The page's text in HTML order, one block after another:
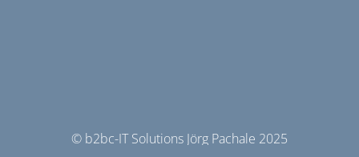
© b2bc-IT Solutions Jörg Pachale 2025